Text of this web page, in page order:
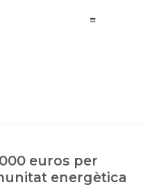
euros per
energètica